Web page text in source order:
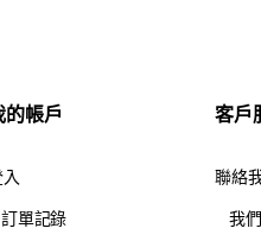
籃馬蹄蘭與桔梗的魅
束更是為這個特別日子增添
的花卉中，博籃馬蹄蘭與
的帳戶
訂單記錄
客戶
聯絡
我